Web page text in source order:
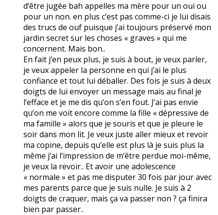
d’être jugée bah appelles ma mère pour un oui ou
pour un non. en plus c’est pas comme-ci je lui disais
des trucs de ouf puisque j’ai toujours préservé mon
jardin secret sur les choses « graves » qui me
concernent. Mais bon..
En fait j’en peux plus, je suis à bout, je veux parler,
je veux appeler la personne en qui j’ai le plus
confiance et tout lui déballer. Des fois je suis à deux
doigts de lui envoyer un message mais au final je
l’efface et je me dis qu’on s’en fout. J’ai pas envie
qu’on me voit encore comme la fille « dépressive de
ma famille » alors que je souris et que je pleure le
soir dans mon lit. Je veux juste aller mieux et revoir
ma copine, depuis qu’elle est plus là je suis plus la
même j’ai l’impression de m’être perdue moi-même,
je veux la revoir.. Et avoir une adolescence
« normale » et pas me disputer 30 fois par jour avec
mes parents parce que je suis nulle. Je suis à 2
doigts de craquer, mais ça va passer non ? ça finira
bien par passer..